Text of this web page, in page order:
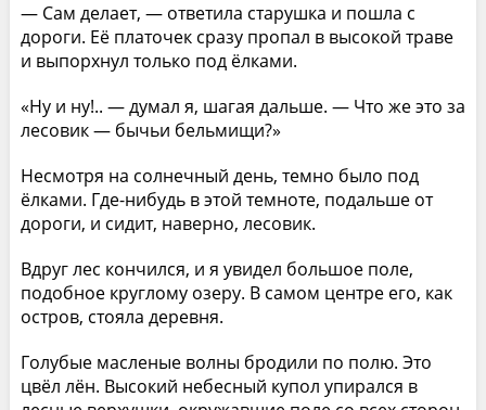
— Сам делает, — ответила старушка и пошла с
дороги. Её платочек сразу пропал в высокой траве
и выпорхнул только под ёлками.
«Ну и ну!.. — думал я, шагая дальше. — Что же это за
лесовик — бычьи бельмищи?»
Несмотря на солнечный день, темно было под
ёлками. Где-нибудь в этой темноте, подальше от
дороги, и сидит, наверно, лесовик.
Вдруг лес кончился, и я увидел большое поле,
подобное круглому озеру. В самом центре его, как
остров, стояла деревня.
Голубые масленые волны бродили по полю. Это
цвёл лён. Высокий небесный купол упирался в